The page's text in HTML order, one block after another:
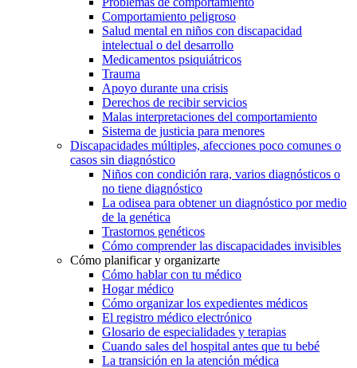
Comportamiento peligroso
Salud mental en niños con discapacidad
intelectual o del desarrollo
Medicamentos psiquiátricos
Trauma
Apoyo durante una crisis
Derechos de recibir servicios
Malas interpretaciones del comportamiento
Sistema de justicia para menores
Discapacidades múltiples, afecciones poco comunes o
casos sin diagnóstico
Niños con condición rara, varios diagnósticos o
no tiene diagnóstico
La odisea para obtener un diagnóstico por medio
de la genética
Trastornos genéticos
Cómo comprender las discapacidades invisibles
Cómo planificar y organizarte
Cómo hablar con tu médico
Hogar médico
Cómo organizar los expedientes médicos
El registro médico electrónico
Glosario de especialidades y terapias
Cuando sales del hospital antes que tu bebé
La transición en la atención médica